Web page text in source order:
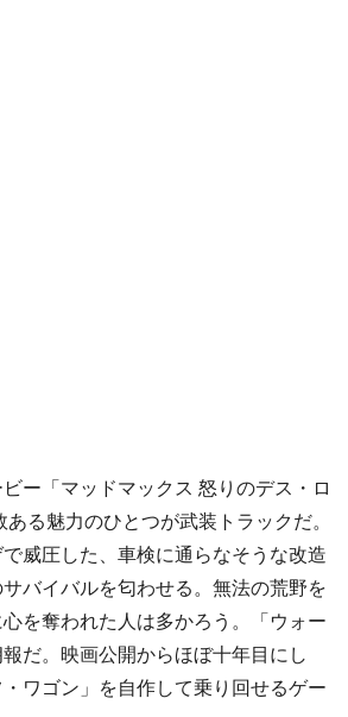
ー「マッドマックス 怒りのデス・ロ
る魅力のひとつが武装トラックだ。
威圧した、車検に通らなそうな改造
バイバルを匂わせる。無法の荒野を
を奪われた人は多かろう。「ウォー
だ。映画公開からほぼ十年目にし
ワゴン」を自作して乗り回せるゲー